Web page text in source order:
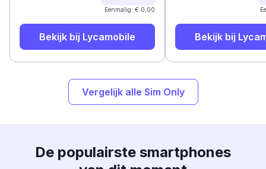
Eenmalig: € 0,00
Bekijk bij Lycamobile Bekijk bij
Vergelijk alle Sim Only
De populairste smartphones